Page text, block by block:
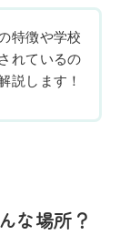
特徴や学校
れているの
説します！
な場所？